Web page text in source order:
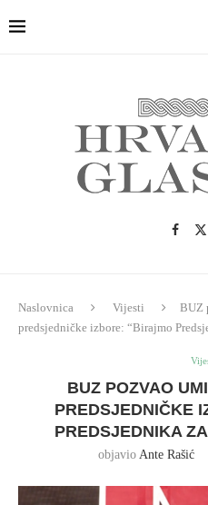
Naslovnica Vijesti
BUZ
predsjedničke izbore: “Birajmo
BUZ POZVAO
PREDSJEDNIČKE
PREDSJEDNIKA
objavio Ante Rašić